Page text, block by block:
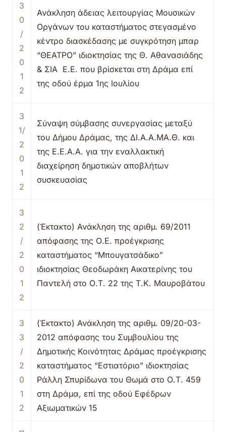
3
0
/
2
0
1
2
Ανάκληση άδειας λειτουργίας Μουσικών
Οργάνων του καταστήματος στεγασμένο
κέντρο διασκέδασης με συγκρότηση μπαρ
“ΘΕΑΤΡΟ” ιδιοκτησίας της Θ. Αθανασιάδης
& ΣΙΑ Ε.Ε. που βρίσκεται στη Δράμα επί
της οδού έρμα 1ης Ιουλίου
3
1/
2
0
1
2
Σύναψη σύμβασης συνεργασίας μεταξύ
του Δήμου Δράμας, της ΔΙ.Α.Α.ΜΑ.Θ. και
της Ε.Ε.Α.Α. για την εναλλακτική
διαχείρηση δημοτικών αποβλήτων
συσκευασίας
3
2
/
2
0
1
2
(Έκτακτο) Ανάκληση της αριθμ. 69/2011
απόφασης της Ο.Ε. προέγκρισης
καταστήματος “Μπουγατσάδικο”
ιδιοκτησίας Θεοδωράκη Αικατερίνης του
Παντελή στο Ο.Τ. 22 της Τ.Κ. Μαυροβάτου
3
3
/
2
0
1
2
(Έκτακτο) Ανάκληση της αριθμ. 09/20-03-
2012 απόφασης του Συμβουλίου της
Δημοτικής Κοινότητας Δράμας προέγκρισης
καταστήματος “Εστιατόριο” ιδιοκτησίας
Ράλλη Σπυρίδωνα του Θωμά στο Ο.Τ. 459
στη Δράμα, επί της οδού Εφέδρων
Αξιωματικών 15